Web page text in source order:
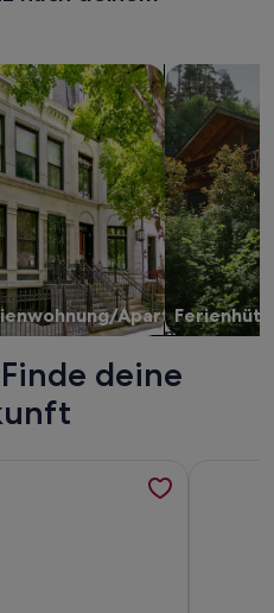
Apartment
nach Ferienwohnungen oder
Suche nach
deine
between sera and